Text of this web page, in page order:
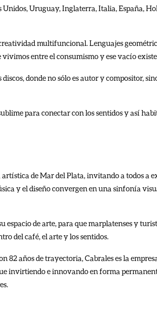
Uruguay, Inglaterra, Italia, España,
multifuncional. Lenguajes
entre el consumismo y ese vacío
donde no sólo es autor y compositor,
para conectar con los sentidos y así
artística de Mar del Plata, invitando a todos a
y el diseño convergen en una sinfonía
espacio de arte, para que marplatenses y
del café, el arte y los sentidos.
82 años de trayectoria, Cabrales es la
invirtiendo e innovando en forma